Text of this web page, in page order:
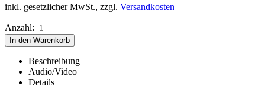
inkl. gesetzlicher MwSt., zzgl. Versandkosten
Anzahl:
Beschreibung
Audio/Video
Details